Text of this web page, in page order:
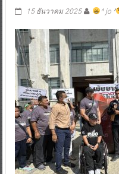
15 ธันวาคม 2025 ^ jo ^